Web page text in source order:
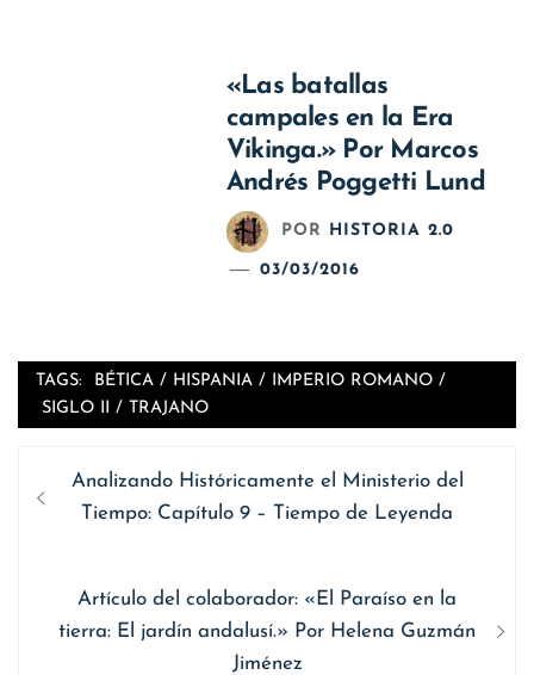
«Las batallas
campales en la Era
Vikinga.» Por Marcos
Andrés Poggetti Lund
POR HISTORIA 2.0
03/03/2016
TAGS: BÉTICA / HISPANIA / IMPERIO ROMANO /
SIGLO II
/ TRAJANO
Navegación
de
Entrada
anterior
Analizando Históricamente el Ministerio del
Tiempo: Capítulo 9 – Tiempo de Leyenda
Siguiente
entrada:
Artículo del colaborador: «El Paraíso en la
tierra: El jardín andalusí.» Por Helena Guzmán
Jiménez